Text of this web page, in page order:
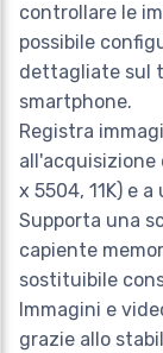
controllare le
possibile
dettagliate sul
smartphone.
Registra
all'acquisizione
x 5504, 11K) e
Supporta una
capiente
sostituibile
Immagini e
grazie allo